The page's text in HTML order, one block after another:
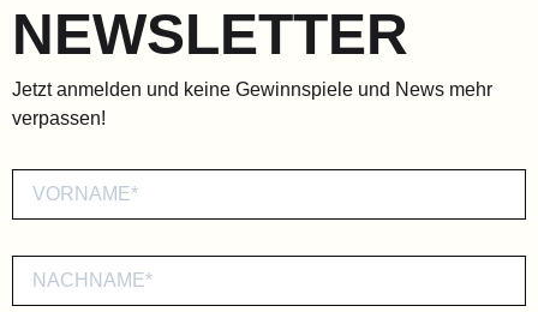
NEWSLETTER
Jetzt anmelden und keine Gewinnspiele und News mehr
verpassen!